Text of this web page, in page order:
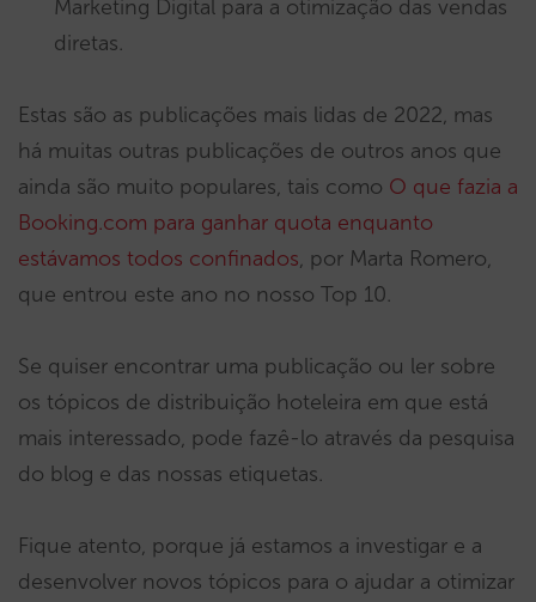
Marketing Digital para a otimização das vendas
diretas.
Estas são as publicações mais lidas de 2022, mas
há muitas outras publicações de outros anos que
ainda são muito populares, tais como O que fazia a
Booking.com para ganhar quota enquanto
estávamos todos confinados, por Marta Romero,
que entrou este ano no nosso Top 10.
Se quiser encontrar uma publicação ou ler sobre
os tópicos de distribuição hoteleira em que está
mais interessado, pode fazê-lo através da pesquisa
do blog e das nossas etiquetas.
Fique atento, porque já estamos a investigar e a
desenvolver novos tópicos para o ajudar a otimizar